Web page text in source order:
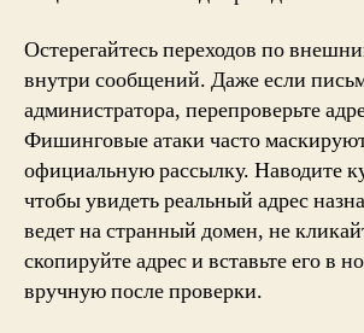
Остерегайтесь переходов по
внутри сообщений. Даже если
администратора, перепроверьте
Фишинговые атаки часто
официальную рассылку. Наводите
чтобы увидеть реальный адрес
ведет на странный домен, не
скопируйте адрес и вставьте его в
вручную после проверки.